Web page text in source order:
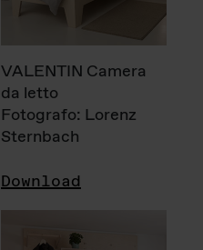
VALENTIN Camera
da letto
Fotografo: Lorenz
Sternbach
Download